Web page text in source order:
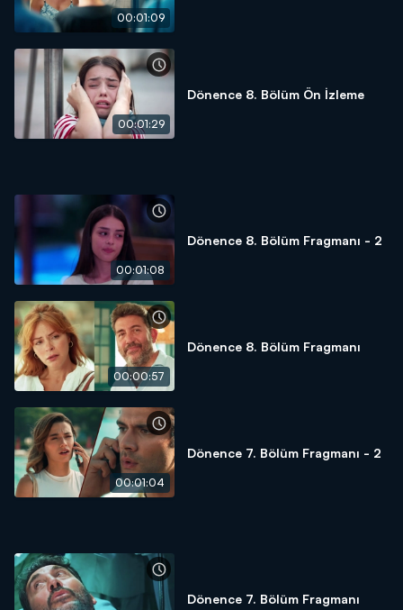
00:01:09
00:01:29
Dönence 8. Bölüm Ön İzleme
00:01:08
Dönence 8. Bölüm Fragmanı - 2
00:00:57
Dönence 8. Bölüm Fragmanı
00:01:04
Dönence 7. Bölüm Fragmanı - 2
Dönence 7. Bölüm Fragmanı